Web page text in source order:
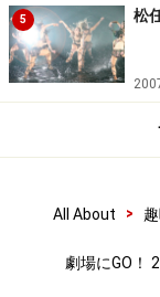
■2013年10月16
レビューをUPし
吉田大八
よ 「ぬる
5 松
All About >
劇場にGO！